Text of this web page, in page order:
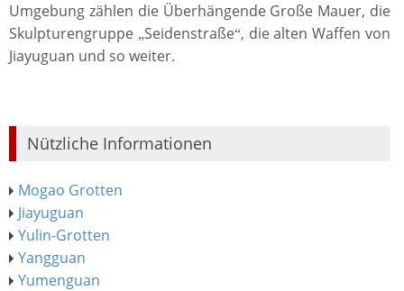
Umgebung zählen die Überhängende Große Mauer, die
Skulpturengruppe „Seidenstraße“, die alten Waffen von
Jiayuguan und so weiter.
Nützliche Informationen
Mogao Grotten
Jiayuguan
Yulin-Grotten
Yangguan
Yumenguan